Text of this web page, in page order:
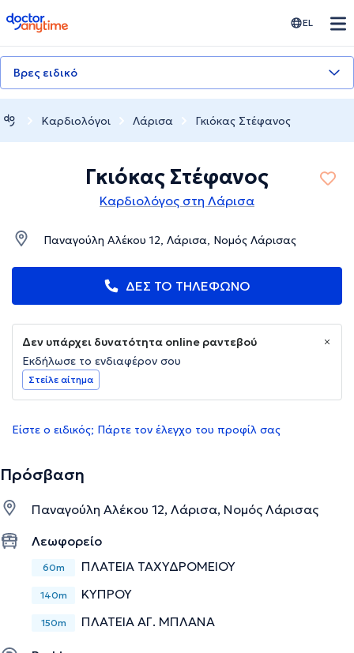
doctoranytime EL
Βρες ειδικό
Καρδιολόγοι Λάρισα Γκιόκας Στέφανος
Γκιόκας Στέφανος
Καρδιολόγος στη Λάρισα
Παναγούλη Αλέκου 12, Λάρισα, Νομός Λάρισας
ΔΕΣ ΤΟ ΤΗΛΕΦΩΝΟ
Δεν υπάρχει δυνατότητα online ραντεβού
Εκδήλωσε το ενδιαφέρον σου
Στείλε αίτημα
Είστε ο ειδικός; Πάρτε τον έλεγχο του προφίλ σας
Πρόσβαση
Παναγούλη Αλέκου 12, Λάρισα, Νομός Λάρισας
Λεωφορείο
60m ΠΛΑΤΕΙΑ ΤΑΧΥΔΡΟΜΕΙΟΥ
140m ΚΥΠΡΟΥ
150m ΠΛΑΤΕΙΑ ΑΓ. ΜΠΛΑΝΑ